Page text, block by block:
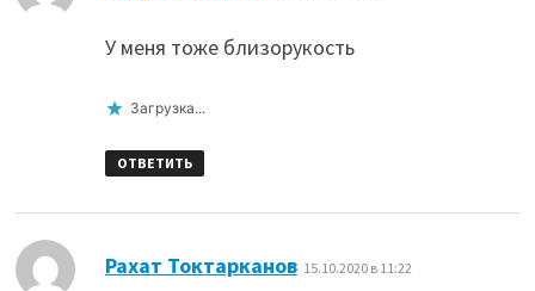
У меня тоже близорукость
Загрузка...
ОТВЕТИТЬ
Рахат Токтарканов: 15.10.2020 в 11:22